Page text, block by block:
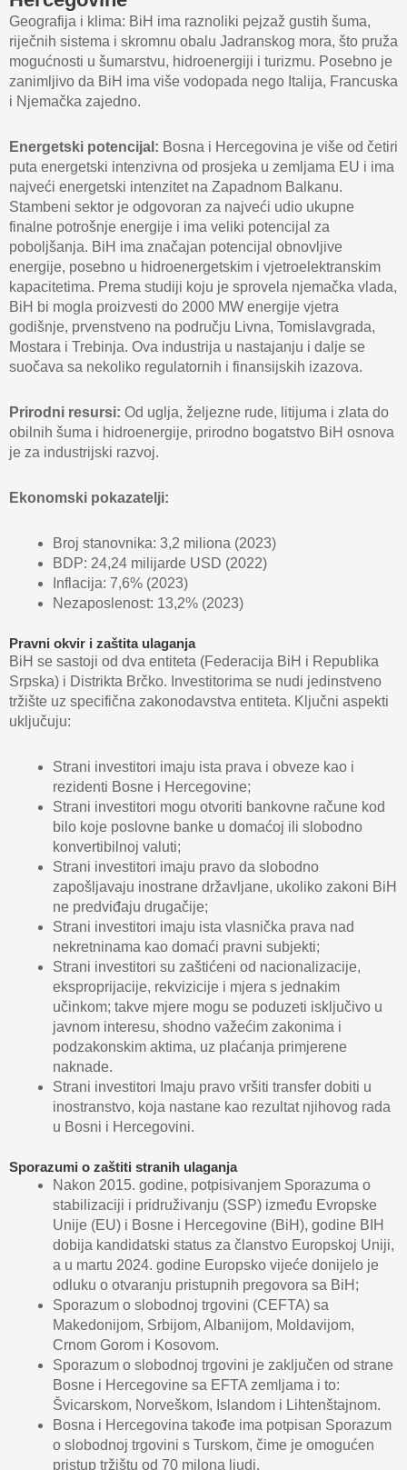
Geografija i klima: BiH ima raznoliki pejzaž gustih šuma,
riječnih sistema i skromnu obalu Jadranskog mora, što pruža
mogućnosti u šumarstvu, hidroenergiji i turizmu. Posebno je
zanimljivo da BiH ima više vodopada nego Italija, Francuska
i Njemačka zajedno.
Energetski potencijal: Bosna i Hercegovina je više od četiri
puta energetski intenzivna od prosjeka u zemljama EU i ima
najveći energetski intenzitet na Zapadnom Balkanu.
Stambeni sektor je odgovoran za najveći udio ukupne
finalne potrošnje energije i ima veliki potencijal za
poboljšanja. BiH ima značajan potencijal obnovljive
energije, posebno u hidroenergetskim i vjetroelektranskim
kapacitetima. Prema studiji koju je sprovela njemačka vlada,
BiH bi mogla proizvesti do 2000 MW energije vjetra
godišnje, prvenstveno na području Livna, Tomislavgrada,
Mostara i Trebinja. Ova industrija u nastajanju i dalje se
suočava sa nekoliko regulatornih i finansijskih izazova.
Prirodni resursi: Od uglja, željezne rude, litijuma i zlata do
obilnih šuma i hidroenergije, prirodno bogatstvo BiH osnova
je za industrijski razvoj.
Ekonomski pokazatelji:
Broj stanovnika: 3,2 miliona (2023)
BDP: 24,24 milijarde USD (2022)
Inflacija: 7,6% (2023)
Nezaposlenost: 13,2% (2023)
Pravni okvir i zaštita ulaganja
BiH se sastoji od dva entiteta (Federacija BiH i Republika
Srpska) i Distrikta Brčko. Investitorima se nudi jedinstveno
tržište uz specifična zakonodavstva entiteta. Ključni aspekti
uključuju:
Strani investitori imaju ista prava i obveze kao i
rezidenti Bosne i Hercegovine;
Strani investitori mogu otvoriti bankovne račune kod
bilo koje poslovne banke u domaćoj ili slobodno
konvertibilnoj valuti;
Strani investitori imaju pravo da slobodno
zapošljavaju inostrane državljane, ukoliko zakoni BiH
ne predviđaju drugačije;
Strani investitori imaju ista vlasnička prava nad
nekretninama kao domaći pravni subjekti;
Strani investitori su zaštićeni od nacionalizacije,
eksproprijacije, rekvizicije i mjera s jednakim
učinkom; takve mjere mogu se poduzeti isključivo u
javnom interesu, shodno važećim zakonima i
podzakonskim aktima, uz plaćanja primjerene
naknade.
Strani investitori Imaju pravo vršiti transfer dobiti u
inostranstvo, koja nastane kao rezultat njihovog rada
u Bosni i Hercegovini.
Sporazumi o zaštiti stranih ulaganja
Nakon 2015. godine, potpisivanjem Sporazuma o
stabilizaciji i pridruživanju (SSP) između Evropske
Unije (EU) i Bosne i Hercegovine (BiH), godine BIH
dobija kandidatski status za članstvo Europskoj Uniji,
a u martu 2024. godine Europsko vijeće donijelo je
odluku o otvaranju pristupnih pregovora sa BiH;
Sporazum o slobodnoj trgovini (CEFTA) sa
Makedonijom, Srbijom, Albanijom, Moldavijom,
Crnom Gorom i Kosovom.
Sporazum o slobodnoj trgovini je zaključen od strane
Bosne i Hercegovine sa EFTA zemljama i to:
Švicarskom, Norveškom, Islandom i Lihtenštajnom.
Bosna i Hercegovina takođe ima potpisan Sporazum
o slobodnoj trgovini s Turskom, čime je omogućen
pristup tržištu od 70 milona ljudi.